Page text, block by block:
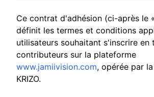
Ce contrat d'adhésion (ci-après le
définit les termes et conditions
utilisateurs souhaitant s'inscrire en
contributeurs sur la plateforme
www.jamiivision.com, opérée par
KRIZO.